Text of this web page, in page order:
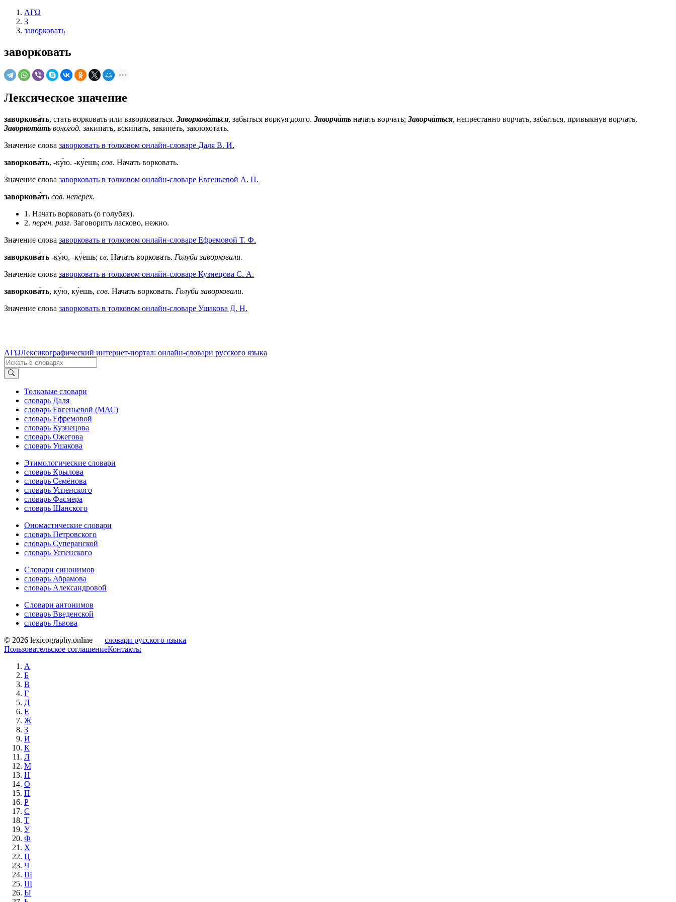
ΛΓΩ
З
заворковать
заворковать
Лексическое значение
заворкова́ть, стать ворковать или взворковаться. Заворкова́ться, забыться воркуя долго. Заворча́ть начать ворчать; Заворча́ться, непрестанно ворчать, забыться, привыкнув ворчать.
Заворкота́ть вологод. закипать, вскипать, закипеть, заклокотать.
Значение слова заворковать в толковом онлайн-словаре Даля В. И.
заворкова́ть, -ку́ю. -ку́ешь; сов. Начать ворковать.
Значение слова заворковать в толковом онлайн-словаре Евгеньевой А. П.
заворкова́ть сов. неперех.
1. Начать ворковать (о голубях).
2. перен. разг. Заговорить ласково, нежно.
Значение слова заворковать в толковом онлайн-словаре Ефремовой Т. Ф.
заворкова́ть -ку́ю, -ку́ешь; св. Начать ворковать. Голуби заворковали.
Значение слова заворковать в толковом онлайн-словаре Кузнецова С. А.
заворкова́ть, ку́ю, ку́ешь, сов. Начать ворковать. Голуби заворковали.
Значение слова заворковать в толковом онлайн-словаре Ушакова Д. Н.
ΛΓΩЛексикографический интернет-портал: онлайн-словари русского языка
Толковые словари
словарь Даля
словарь Евгеньевой (МАС)
словарь Ефремовой
словарь Кузнецова
словарь Ожегова
словарь Ушакова
Этимологические словари
словарь Крылова
словарь Семёнова
словарь Успенского
словарь Фасмера
словарь Шанского
Ономастические словари
словарь Петровского
словарь Суперанской
словарь Успенского
Словари синонимов
словарь Абрамова
словарь Александровой
Словари антонимов
словарь Введенской
словарь Львова
© 2026 lexicography.online — словари русского языка
Пользовательское соглашениеКонтакты
А
Б
В
Г
Д
Е
Ж
З
И
К
Л
М
Н
О
П
Р
С
Т
У
Ф
Х
Ц
Ч
Ш
Щ
Ы